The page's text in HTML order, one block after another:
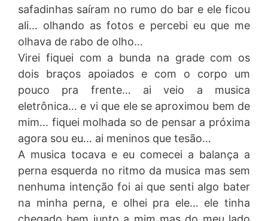
safadinhas saíram no rumo do bar e ele ficou
ali… olhando as fotos e percebi eu que me
olhava de rabo de olho…
Virei fiquei com a bunda na grade com os
dois braços apoiados e com o corpo um
pouco pra frente… ai veio a musica
eletrônica… e vi que ele se aproximou bem de
mim… fiquei molhada so de pensar a próxima
agora sou eu… ai meninos que tesão…
A musica tocava e eu comecei a balança a
perna esquerda no ritmo da musica mas sem
nenhuma intenção foi ai que senti algo bater
na minha perna, e olhei pra ele… ele tinha